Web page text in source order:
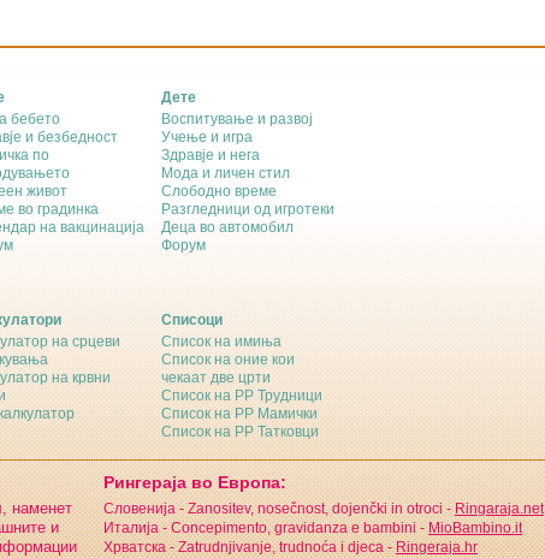
бебето
и безбедност
по
живот
во градинка
на вакцинација
Дете
Воспитување и развој
Учење и игра
Здравје и нега
Мода и личен стил
Слободно време
Разгледници од игротеки
Деца во автомобил
Форум
на срцеви
на крвни
Списоци
Список на имиња
Список на оние кои
чекаат две црти
Список на РР Трудници
Список на РР Мамички
Список на РР Татковци
наменет
и
Рингераја во Европа:
Словенија - Zanositev, nosečnost, dojenčki in otroci -Ringaraja.net
Италија - Concepimento, gravidanza e bambini -MioBambino.it
Хрватска - Zatrudnjivanje, trudnoća i djeca -Ringeraja.hr